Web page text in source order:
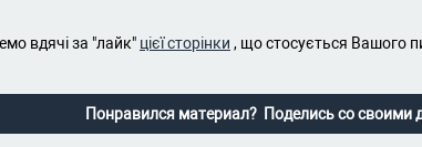
вдячі за "лайк" цієї сторінки , що стосується Вашого
Понравился материал? Поделись со своими